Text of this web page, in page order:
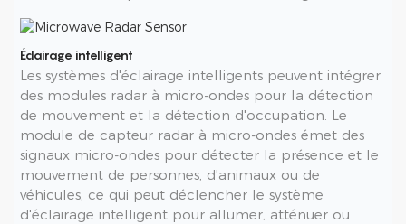
Éclairage intelligent
Les systèmes d'éclairage intelligents peuvent intégrer
des modules radar à micro-ondes pour la détection
de mouvement et la détection d'occupation. Le
module de capteur radar à micro-ondes émet des
signaux micro-ondes pour détecter la présence et le
mouvement de personnes, d'animaux ou de
véhicules, ce qui peut déclencher le système
d'éclairage intelligent pour allumer, atténuer ou